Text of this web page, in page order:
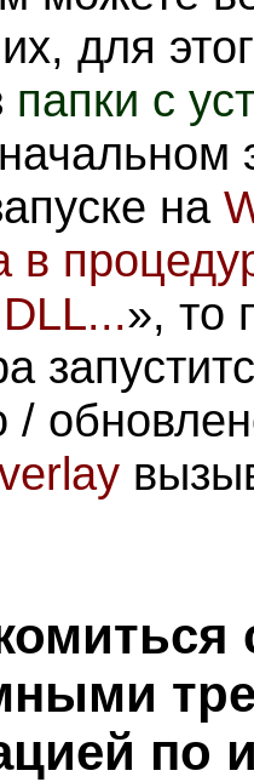
для
папки с
на
в
», то
/
по